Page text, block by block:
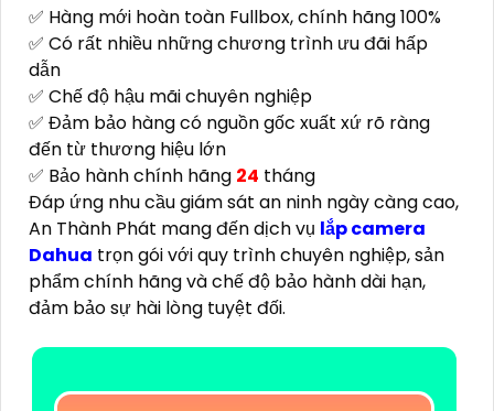
✅ Hàng mới hoàn toàn Fullbox, chính hãng 100%
✅ Có rất nhiều những chương trình ưu đãi hấp
dẫn
✅ Chế độ hậu mãi chuyên nghiệp
✅ Đảm bảo hàng có nguồn gốc xuất xứ rõ ràng
đến từ thương hiệu lớn
✅ Bảo hành chính hãng 24 tháng
Đáp ứng nhu cầu giám sát an ninh ngày càng cao,
An Thành Phát mang đến dịch vụ lắp camera
Dahua trọn gói với quy trình chuyên nghiệp, sản
phẩm chính hãng và chế độ bảo hành dài hạn,
đảm bảo sự hài lòng tuyệt đối.